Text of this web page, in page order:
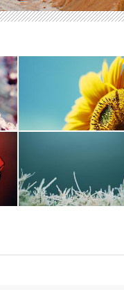
Landscape
Landscape / Objects